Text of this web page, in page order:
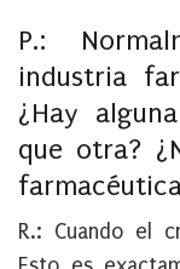
P.:
industria
¿Hay
que otra?
R.: Cuando el